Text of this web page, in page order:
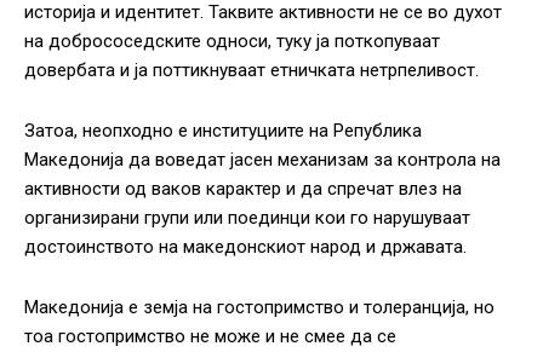
историја и идентитет. Таквите активности не се во духот
на добрососедските односи, туку ја поткопуваат
довербата и ја поттикнуваат етничката нетрпеливост.
Затоа, неопходно е институциите на Република
Македонија да воведат јасен механизам за контрола на
активности од ваков карактер и да спречат влез на
организирани групи или поединци кои го нарушуваат
достоинството на македонскиот народ и државата.
Македонија е земја на гостопримство и толеранција, но
тоа гостопримство не може и не смее да се